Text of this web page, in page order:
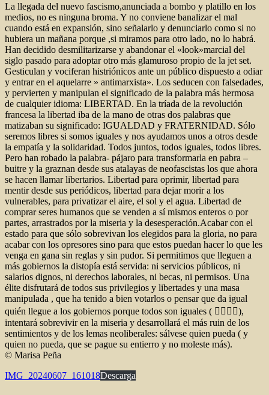
La llegada del nuevo fascismo,anunciada a bombo y platillo en los
medios, no es ninguna broma. Y no conviene banalizar el mal
cuando está en expansión, sino señalarlo y denunciarlo como si no
hubiera un mañana porque ,si miramos para otro lado, no lo habrá.
Han decidido desmilitarizarse y abandonar el «look»marcial del
siglo pasado para adoptar otro más glamuroso propio de la jet set.
Gesticulan y vociferan histriónicos ante un público dispuesto a odiar
y entrar en el aquelarre » antimarxista». Los seducen con falsedades,
y pervierten y manipulan el significado de la palabra más hermosa
de cualquier idioma: LIBERTAD. En la tríada de la revolución
francesa la libertad iba de la mano de otras dos palabras que
matizaban su significado: IGUALDAD y FRATERNIDAD. Sólo
seremos libres si somos iguales y nos ayudamos unos a otros desde
la empatía y la solidaridad. Todos juntos, todos iguales, todos libres.
Pero han robado la palabra- pájaro para transformarla en pabra –
buitre y la graznan desde sus atalayas de neofascistas los que ahora
se hacen llamar libertarios. Libertad para oprimir, libertad para
mentir desde sus periódicos, libertad para dejar morir a los
vulnerables, para privatizar el aire, el sol y el agua. Libertad de
comprar seres humanos que se venden a sí mismos enteros o por
partes, arrastrados por la miseria y la desesperación.Acabar con el
estado para que sólo sobrevivan los elegidos para la gloria, no para
acabar con los opresores sino para que estos puedan hacer lo que les
venga en gana sin reglas y sin pudor. Si permitimos que lleguen a
más gobiernos la distopía está servida: ni servicios públicos, ni
salarios dignos, ni derechos laborales, ni becas, ni permisos. Una
élite disfrutará de todos sus privilegios y libertades y una masa
manipulada , que ha tenido a bien votarlos o pensar que da igual
quién llegue a los gobiernos porque todos son iguales ( 🤦‍♂️🤦‍♂️),
intentará sobrevivir en la miseria y desarrollará el más ruin de los
sentimientos y de los lemas neoliberales: sálvese quien pueda ( y
quien no pueda, que se pague su entierro y no moleste más).
© Marisa Peña
IMG_20240607_161018Descarga